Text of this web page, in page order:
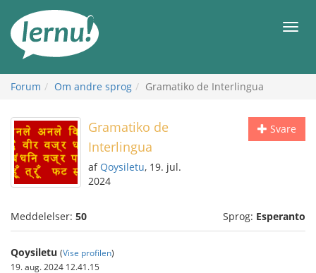
indholdet
Forum Om andre sprog Gramatiko de Interlingua
Svare
Gramatiko de
Interlingua
af Qoysiletu, 19. jul.
2024
Meddelelser: 50 Sprog: Esperanto
Qoysiletu (Vise profilen)
19. aug. 2024 12.41.15